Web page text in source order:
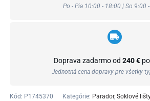
Po - Pia 10:00 - 18:00 | So 9:00
Doprava zadarmo od 240 €
Jednotná cena dopravy pre všetky
Kód: P1745370 Kategórie: Parador, Soklové